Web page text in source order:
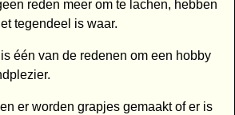
reden meer om te lachen, hebben
tegendeel is waar.
één van de redenen om een hobby
er worden grapjes gemaakt of er is